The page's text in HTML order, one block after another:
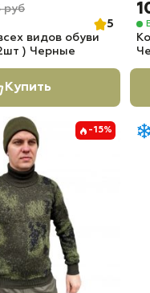
руб
5
видов обуви
) Черные
Купить
-15%